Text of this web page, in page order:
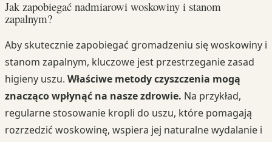
Jak zapobiegać nadmiarowi woskowiny i stanom
zapalnym?
Aby skutecznie zapobiegać gromadzeniu się woskowiny i
stanom zapalnym, kluczowe jest przestrzeganie zasad
higieny uszu. Właściwe metody czyszczenia mogą
znacząco wpłynąć na nasze zdrowie. Na przykład,
regularne stosowanie kropli do uszu, które pomagają
rozrzedzić woskowinę, wspiera jej naturalne wydalanie i